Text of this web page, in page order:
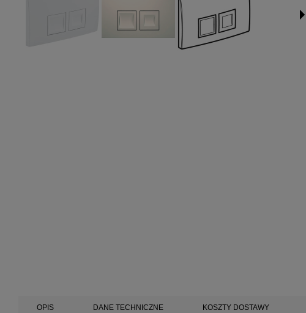
OPIS DANE TECHNICZNE KOSZTY DOSTAWY